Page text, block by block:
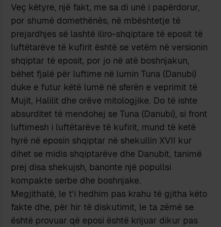
Veç këtyre, një fakt, me sa di unë i papërdorur,
por shumë domethënës, në mbështetje të
prejardhjes së lashtë iliro-shqiptare të eposit të
luftëtarëve të kufirit është se vetëm në versionin
shqiptar të eposit, por jo në atë boshnjakun,
bëhet fjalë për luftime në lumin Tuna (Danubi)
duke e futur këtë lumë në sferën e veprimit të
Mujit, Halilit dhe orëve mitologjike. Do të ishte
absurditet të mendohej se Tuna (Danubi), si front
luftimesh i luftëtarëve të kufirit, mund të ketë
hyrë në eposin shqiptar në shekullin XVII kur
dihet se midis shqiptarëve dhe Danubit, tanimë
prej disa shekujsh, banonte një popullsi
kompakte serbe dhe boshnjake.
Megjithatë, le t’i hedhim pas krahu të gjitha këto
fakte dhe, për hir të diskutimit, le ta zëmë se
është provuar që eposi është krijuar dikur pas